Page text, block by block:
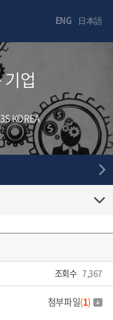
ENG 日本語
업
KOREA
조회수 7,367
첨부파일(1)